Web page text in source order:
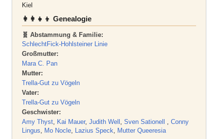
Kiel
👩‍👩‍👧‍👦 Genealogie
🧬 Abstammung & Familie:
SchlechtFick-Hohlsteiner Linie
Großmutter:
Mara C. Pan
Mutter:
Trella-Gut zu Vögeln
Vater:
Trella-Gut zu Vögeln
Geschwister:
Amy Thyst, Kai Mauer, Judith Well Sven Sationell
Conny
Lingus
Mo Nocle, Lazius Speck Mutter Queeresia